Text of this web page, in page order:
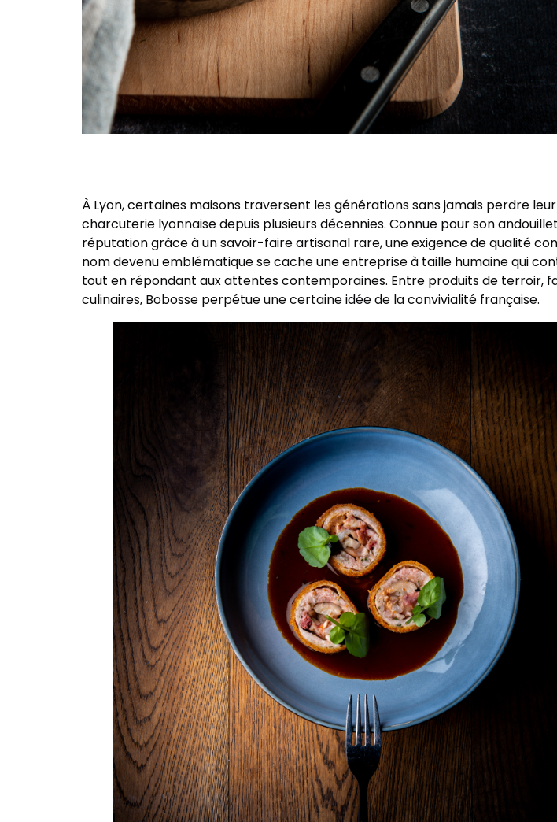
À Lyon, certaines maisons traversent les générations sans jamais perdre
charcuterie lyonnaise depuis plusieurs décennies. Connue pour son
réputation grâce à un savoir-faire artisanal rare, une exigence de qualité
nom devenu emblématique se cache une entreprise à taille humaine qui
tout en répondant aux attentes contemporaines. Entre produits de terroir,
culinaires, Bobosse perpétue une certaine idée de la convivialité française.